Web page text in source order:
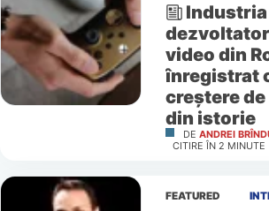
Industria
video din
înregistrat
creștere de
din istorie
DE ANDREI
CITIRE ÎN 2 MINUTE
FEATURED